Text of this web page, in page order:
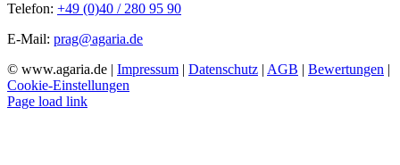
Telefon: +49 (0)40 / 280 95 90
E-Mail: prag@agaria.de
© www.agaria.de | Impressum | Datenschutz | AGB | Bewertungen |
Cookie-Einstellungen
Page load link